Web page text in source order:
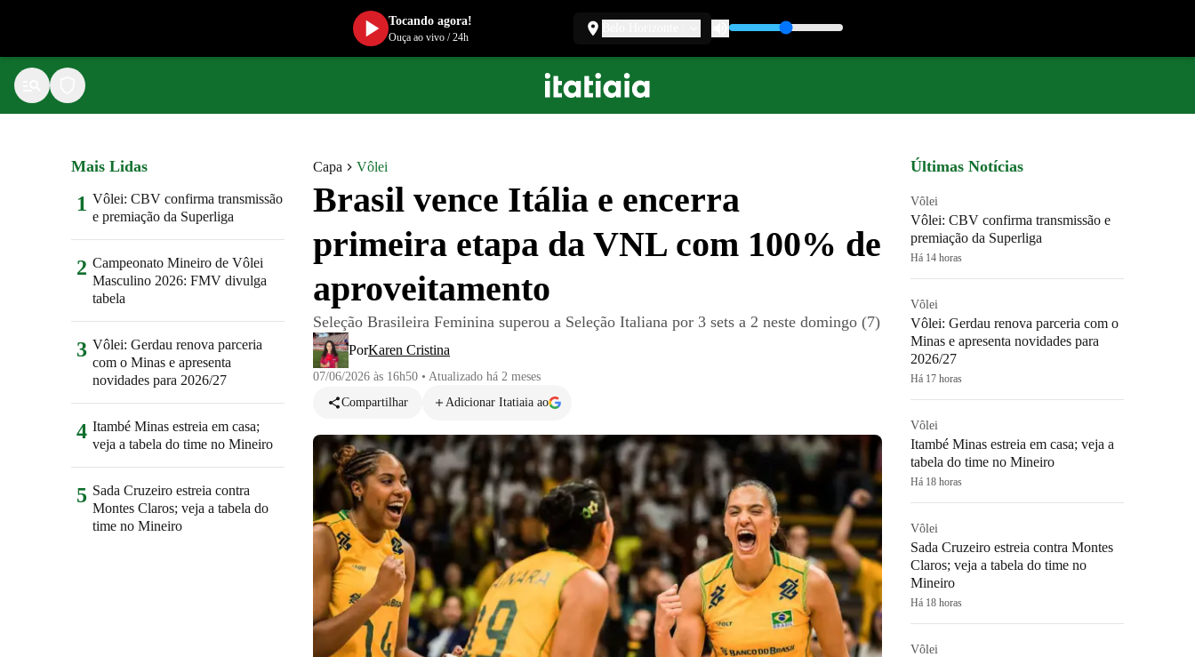
Capa Vôlei
Brasil vence Itália e encerra
primeira etapa da VNL com 100% de
aproveitamento
Seleção Brasileira Feminina superou a Seleção Italiana por 3 sets a 2 neste domingo (7)
PorKaren Cristina
07/06/2026 às 16h50 • Atualizado há 2 meses
Compartilhar
Adicionar Itatiaia ao
Mais Lidas
1 Vôlei: CBV confirma transmissão
e premiação da Superliga
2 Campeonato Mineiro de Vôlei
Masculino 2026: FMV divulga
tabela
3 Vôlei: Gerdau renova parceria
com o Minas e apresenta
novidades para 2026/27
4 Itambé Minas estreia em casa;
veja a tabela do time no Mineiro
5 Sada Cruzeiro estreia contra
Montes Claros; veja a tabela do
time no Mineiro
Últimas Notícias
Vôlei
Vôlei: CBV confirma transmissão e
premiação da Superliga
Há 14 horas
Vôlei
Vôlei: Gerdau renova parceria com o
Minas e apresenta novidades para
2026/27
Há 17 horas
Vôlei
Itambé Minas estreia em casa; veja a
tabela do time no Mineiro
Há 18 horas
Vôlei
Sada Cruzeiro estreia contra Montes
Claros; veja a tabela do time no
Mineiro
Há 18 horas
Vôlei
Tocando agora!
Ouça ao vivo/24h